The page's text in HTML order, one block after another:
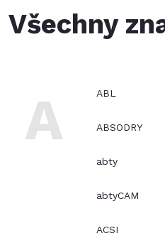
Všechny
A ABL
ABSODRY
abty
abtyCAM
ACSI